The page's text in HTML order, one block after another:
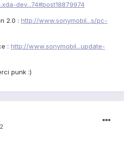
dev...74#post18879974
2.0 : http://www.sonymobil...s/pc-
: http://www.sonymobil...update-
punk :)